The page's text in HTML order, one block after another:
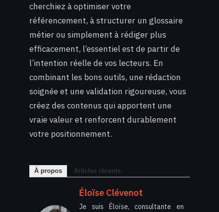
cherchiez à optimiser votre
référencement, à structurer un glossaire
métier ou simplement à rédiger plus
efficacement, l’essentiel est de partir de
l’intention réelle de vos lecteurs. En
combinant les bons outils, une rédaction
soignée et une validation rigoureuse, vous
créez des contenus qui apportent une
vraie valeur et renforcent durablement
votre positionnement.
À propos Articles récents
Éloïse Clévenot
Je suis Éloïse, consultante en